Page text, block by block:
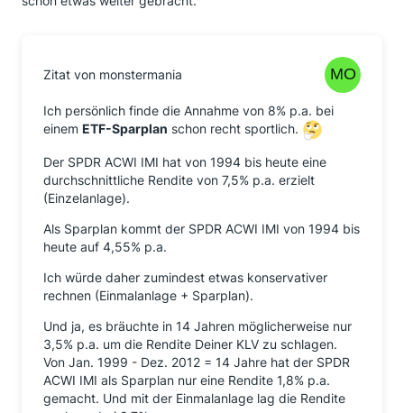
Zitat von monstermania
Ich persönlich finde die Annahme von 8% p.a. bei
einem ETF-Sparplan schon recht sportlich.
Der SPDR ACWI IMI hat von 1994 bis heute eine
durchschnittliche Rendite von 7,5% p.a. erzielt
(Einzelanlage).
Als Sparplan kommt der SPDR ACWI IMI von 1994 bis
heute auf 4,55% p.a.
Ich würde daher zumindest etwas konservativer
rechnen (Einmalanlage + Sparplan).
Und ja, es bräuchte in 14 Jahren möglicherweise nur
3,5% p.a. um die Rendite Deiner KLV zu schlagen.
Von Jan. 1999 - Dez. 2012 = 14 Jahre hat der SPDR
ACWI IMI als Sparplan nur eine Rendite 1,8% p.a.
gemacht. Und mit der Einmalanlage lag die Rendite